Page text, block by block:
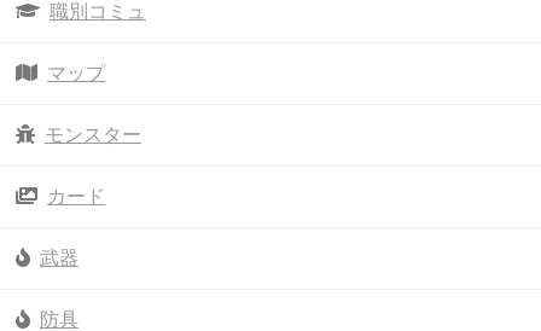
職別コミュ
マップ
モンスター
カード
武器
防具